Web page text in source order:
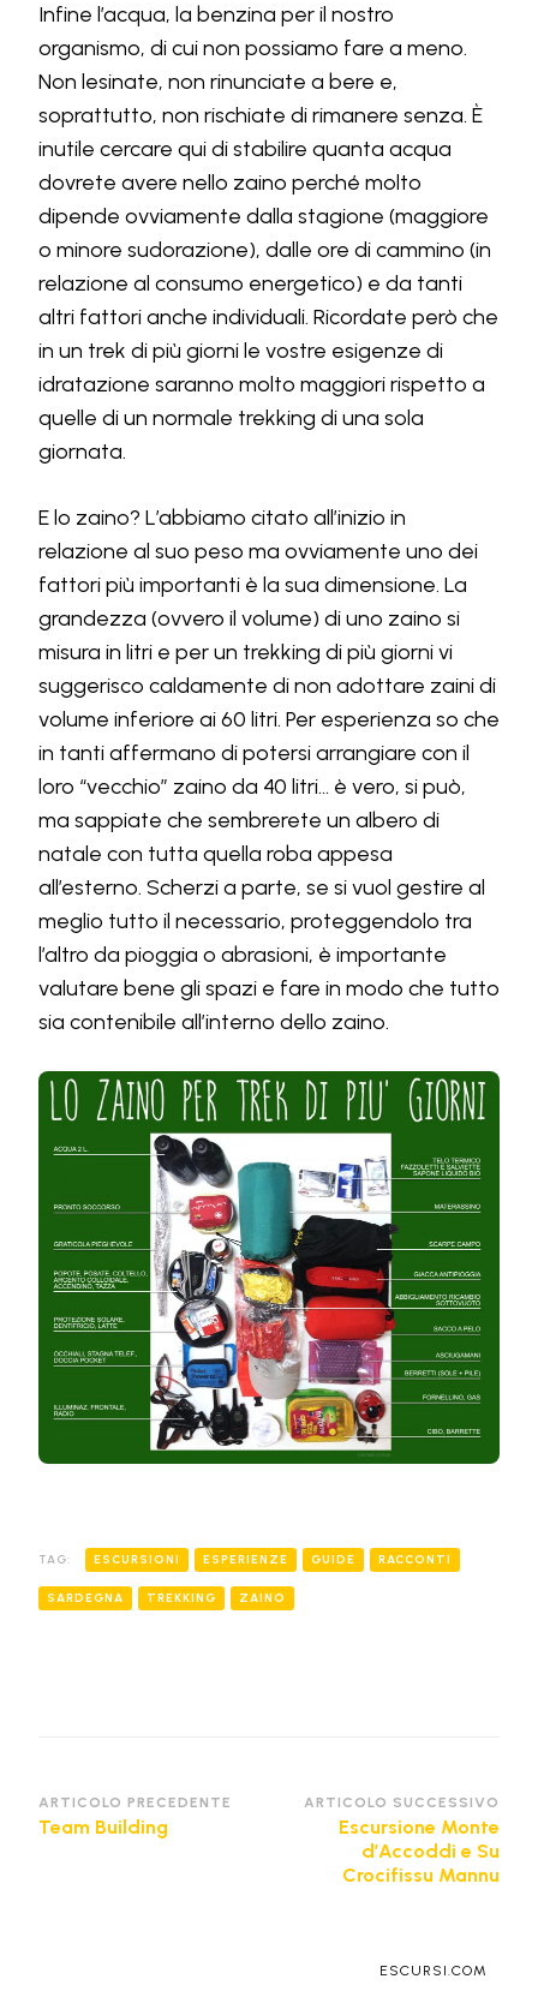
Infine l’acqua, la benzina per il nostro
organismo, di cui non possiamo fare a meno.
Non lesinate, non rinunciate a bere e,
soprattutto, non rischiate di rimanere senza. È
inutile cercare qui di stabilire quanta acqua
dovrete avere nello zaino perché molto
dipende ovviamente dalla stagione (maggiore
o minore sudorazione), dalle ore di cammino (in
relazione al consumo energetico) e da tanti
altri fattori anche individuali. Ricordate però che
in un trek di più giorni le vostre esigenze di
idratazione saranno molto maggiori rispetto a
quelle di un normale trekking di una sola
giornata.
E lo zaino? L’abbiamo citato all’inizio in
relazione al suo peso ma ovviamente uno dei
fattori più importanti è la sua dimensione. La
grandezza (ovvero il volume) di uno zaino si
misura in litri e per un trekking di più giorni vi
suggerisco caldamente di non adottare zaini di
volume inferiore ai 60 litri. Per esperienza so che
in tanti affermano di potersi arrangiare con il
loro “vecchio” zaino da 40 litri… è vero, si può,
ma sappiate che sembrerete un albero di
natale con tutta quella roba appesa
all’esterno. Scherzi a parte, se si vuol gestire al
meglio tutto il necessario, proteggendolo tra
l’altro da pioggia o abrasioni, è importante
valutare bene gli spazi e fare in modo che tutto
sia contenibile all’interno dello zaino.
TAG: ESCURSIONI ESPERIENZE GUIDE RACCONTI
SARDEGNA TREKKING ZAINO
Navigazione
articoli
ARTICOLO PRECEDENTE
Team Building
ARTICOLO SUCCESSIVO
Escursione Monte
d’Accoddi e Su
Crocifissu Mannu
ESCURSI.COM